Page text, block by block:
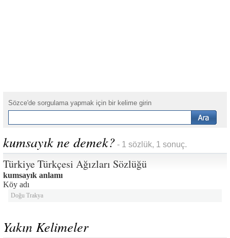
Sözce'de sorgulama yapmak için bir kelime girin
kumsayık ne demek? - 1 sözlük, 1 sonuç.
Türkiye Türkçesi Ağızları Sözlüğü
kumsayık anlamı
Köy adı
Doğu Trakya
Yakın Kelimeler